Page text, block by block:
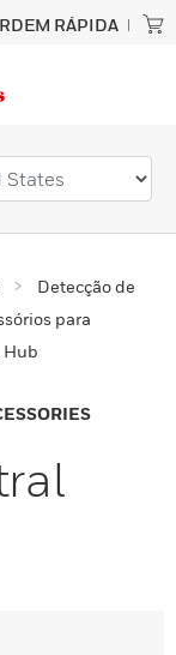
RÁPIDA
Detecção de
para
Hub